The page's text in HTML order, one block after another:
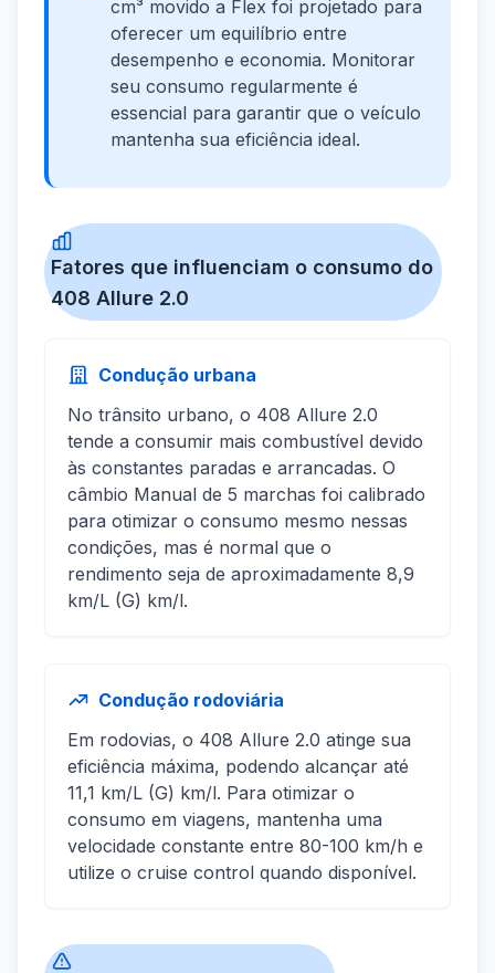
cm³ movido a Flex foi projetado para
oferecer um equilíbrio entre
desempenho e economia. Monitorar
seu consumo regularmente é
essencial para garantir que o veículo
mantenha sua eficiência ideal.
Fatores que influenciam o consumo do
408 Allure 2.0
Condução urbana
No trânsito urbano, o 408 Allure 2.0
tende a consumir mais combustível devido
às constantes paradas e arrancadas. O
câmbio Manual de 5 marchas foi calibrado
para otimizar o consumo mesmo nessas
condições, mas é normal que o
rendimento seja de aproximadamente 8,9
km/L (G) km/l.
Condução rodoviária
Em rodovias, o 408 Allure 2.0 atinge sua
eficiência máxima, podendo alcançar até
11,1 km/L (G) km/l. Para otimizar o
consumo em viagens, mantenha uma
velocidade constante entre 80-100 km/h e
utilize o cruise control quando disponível.